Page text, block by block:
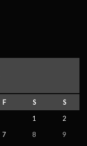
F S
S
1
2
7 8
9